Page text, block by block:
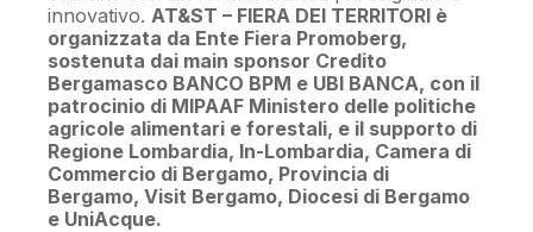
innovativo. AT&ST – FIERA DEI TERRITORI è
organizzata da Ente Fiera Promoberg,
sostenuta dai main sponsor Credito
Bergamasco BANCO BPM e UBI BANCA, con il
patrocinio di MIPAAF Ministero delle politiche
agricole alimentari e forestali, e il supporto di
Regione Lombardia, In-Lombardia, Camera di
Commercio di Bergamo, Provincia di
Bergamo, Visit Bergamo, Diocesi di Bergamo
e UniAcque.